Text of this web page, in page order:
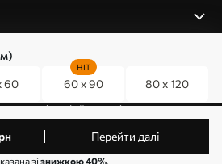
60 60 x 90
HIT
80 x 120
Перейти далі
зізнижкою 40%.
0800357223
дозволів на файли cookie
Усі права захищені. Власник:
Код ЄДРПОУ: 31780602.